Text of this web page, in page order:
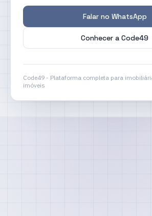
Falar no WhatsApp
Conhecer a Code49
Code49 - Plataforma completa para
imóveis